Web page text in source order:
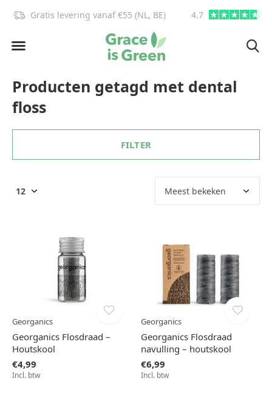
Gratis levering vanaf €55 (NL, BE) 4.7
Producten getagd met dental
floss
FILTER
Georganics
Georganics Flosdraad –
Houtskool
€4,99
Incl. btw
Georganics
Georganics Flosdraad
navulling – houtskool
€6,99
Incl. btw